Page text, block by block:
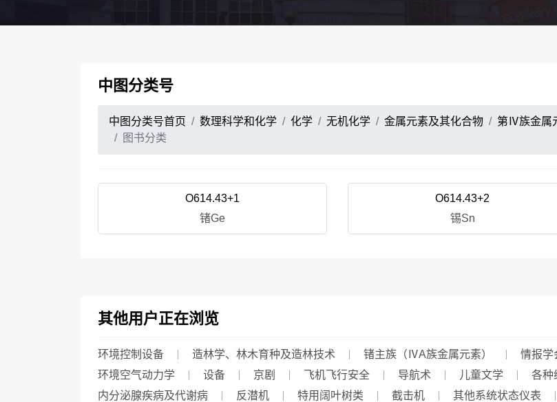
中图分类号
中图分类号首页 数理科学和化学 化学 无机化学 金属元素及其化合物 第Ⅳ族金属
图书分类
O614.43+1
锗Ge
O614.43+2
锡Sn
其他用户正在浏览
环境控制设备 造林学、林木育种及造林技术 锗主族（ⅣA族金属元素） 情报学
环境空气动力学
设备 京剧 飞机飞行安全 导航术 儿童文学 各种
内分泌腺疾病及代谢病
反潜机 特用阔叶树类 截击机 其他系统状态仪表